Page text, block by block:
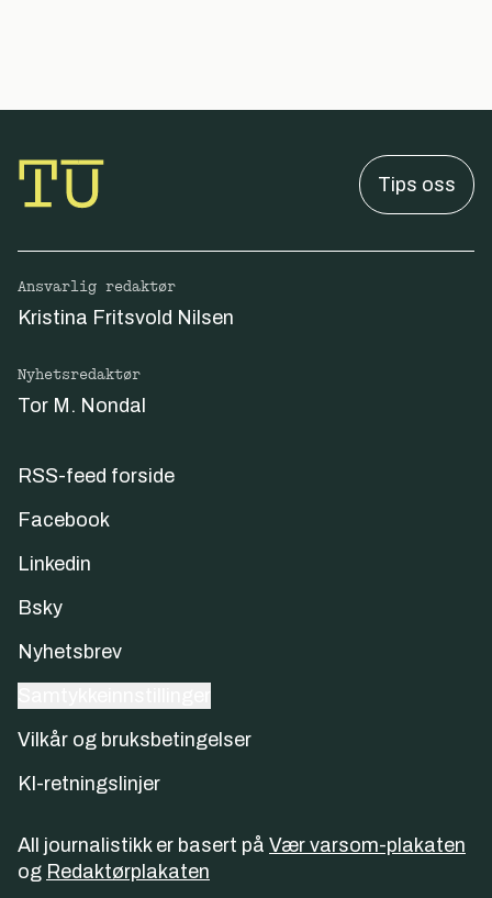
Tips oss
Ansvarlig redaktør
Kristina Fritsvold Nilsen
Nyhetsredaktør
Tor M. Nondal
RSS-feed forside
Facebook
Linkedin
Bsky
Nyhetsbrev
Vilkår og bruksbetingelser
KI-retningslinjer
All journalistikk er basert på Vær varsom-plakaten
og Redaktørplakaten